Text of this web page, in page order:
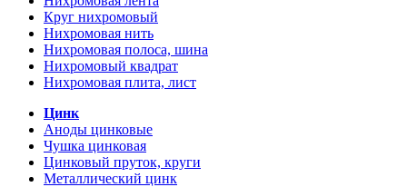
Круг нихромовый
Нихромовая нить
Нихромовая полоса, шина
Нихромовый квадрат
Нихромовая плита, лист
Цинк
Аноды цинковые
Чушка цинковая
Цинковый пруток, круги
Металлический цинк